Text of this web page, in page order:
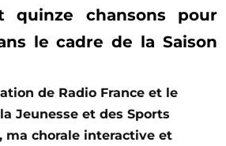
chansons pour
le cadre de la Saison
de Radio France et le
Jeunesse et des Sports
ma chorale interactive et